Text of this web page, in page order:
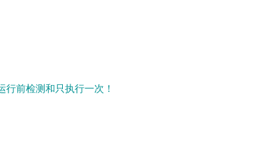
行前检测和只执行一次！